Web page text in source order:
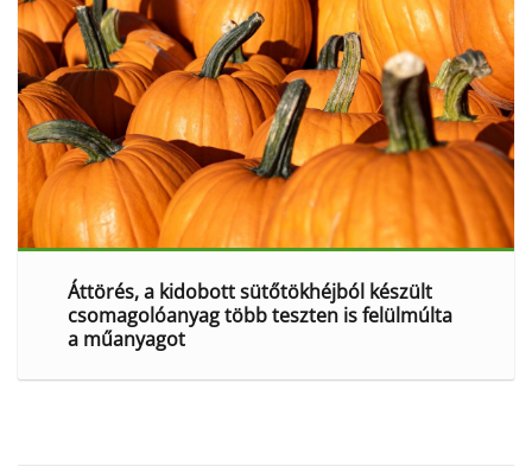
Áttörés, a kidobott sütőtökhéjból készült
csomagolóanyag több teszten is felülmúlta
a műanyagot